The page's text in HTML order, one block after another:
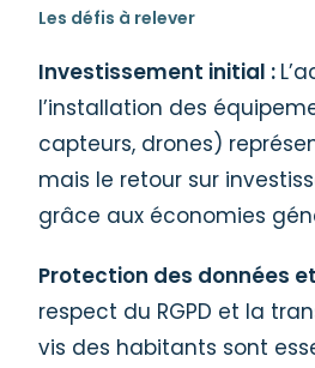
Les défis à relever
Investissement initial :
l’installation des
capteurs, drones)
mais le retour sur
grâce aux économies
Protection des données
respect du RGPD et la
vis des habitants sont